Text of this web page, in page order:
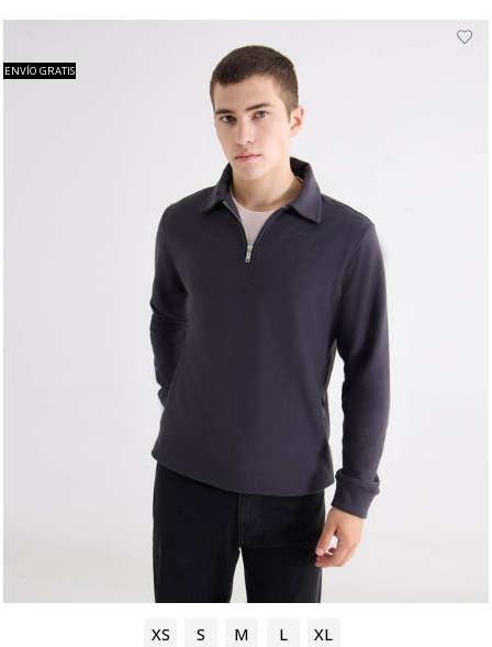
XS S M L XL
ENVÍO GRATIS